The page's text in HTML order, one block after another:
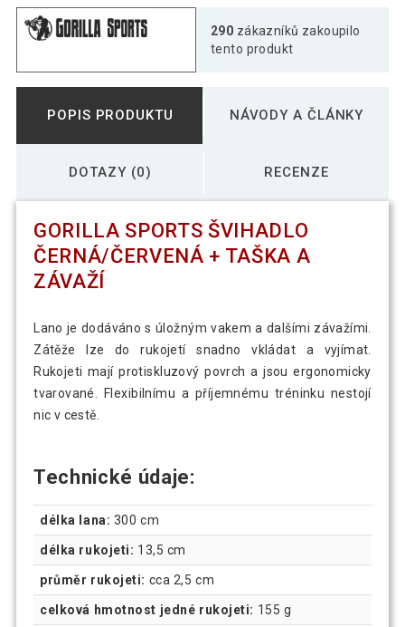
290 zákazníků zakoupilo
tento produkt
POPIS PRODUKTU NÁVODY A ČLÁNKY
DOTAZY (0) RECENZE
GORILLA SPORTS ŠVIHADLO
ČERNÁ/ČERVENÁ + TAŠKA A
ZÁVAŽÍ
Lano je dodáváno s úložným vakem a dalšími závažími.
Zátěže lze do rukojetí snadno vkládat a vyjímat.
Rukojeti mají protiskluzový povrch a jsou ergonomicky
tvarované. Flexibilnímu a příjemnému tréninku nestojí
nic v cestě.
Technické údaje:
délka lana: 300 cm
délka rukojeti: 13,5 cm
průměr rukojeti: cca 2,5 cm
celková hmotnost jedné rukojeti: 155 g